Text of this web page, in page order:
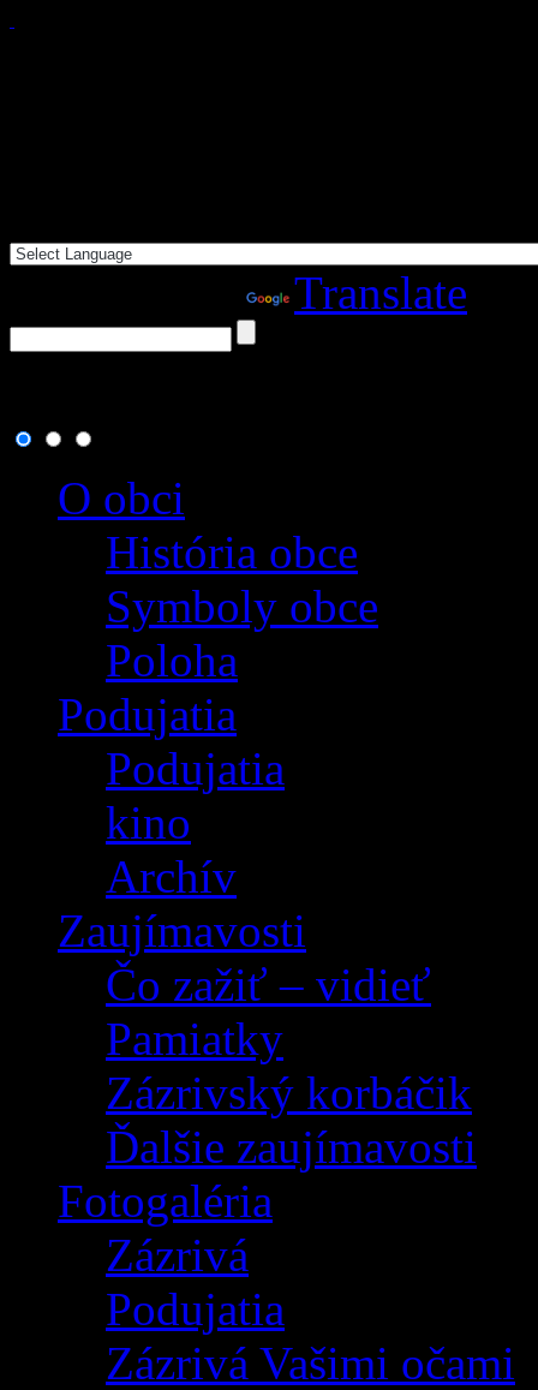
Translate
O obci
História obce
Symboly obce
Poloha
Podujatia
Podujatia
kino
Archív
Zaujímavosti
Čo zažiť – vidieť
Pamiatky
Zázrivský korbáčik
Ďalšie zaujímavosti
Fotogaléria
Zázrivá
Podujatia
Zázrivá Vašimi očami